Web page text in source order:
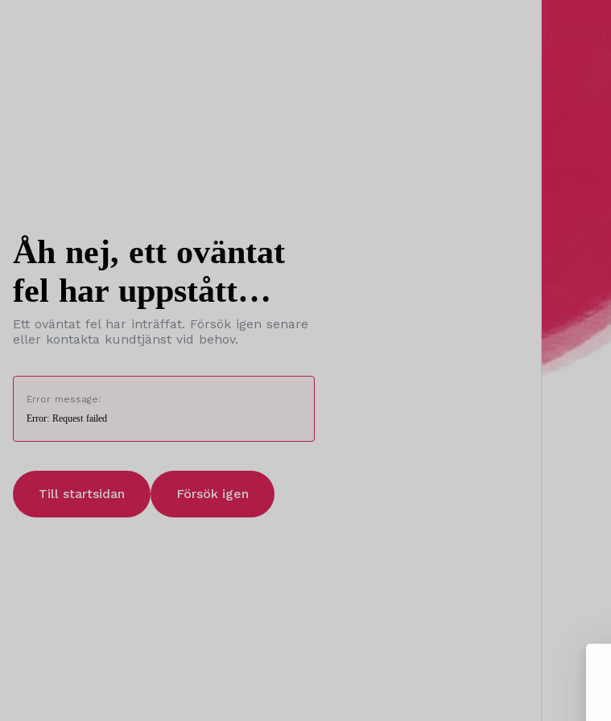
Åh nej, ett oväntat
fel har uppstått…
Ett oväntat fel har inträffat. Försök igen senare
eller kontakta kundtjänst vid behov.
Error message:
Error: Request failed
Till startsidan Försök igen